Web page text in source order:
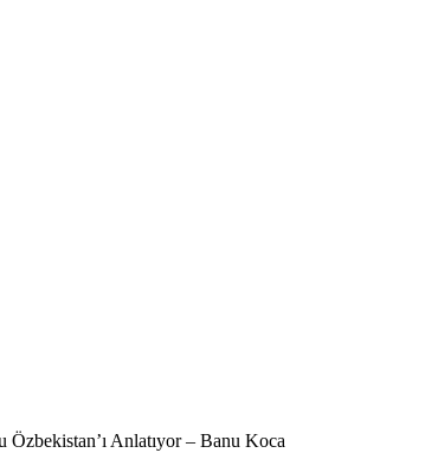
Özbekistan’ı Anlatıyor – Banu Koca